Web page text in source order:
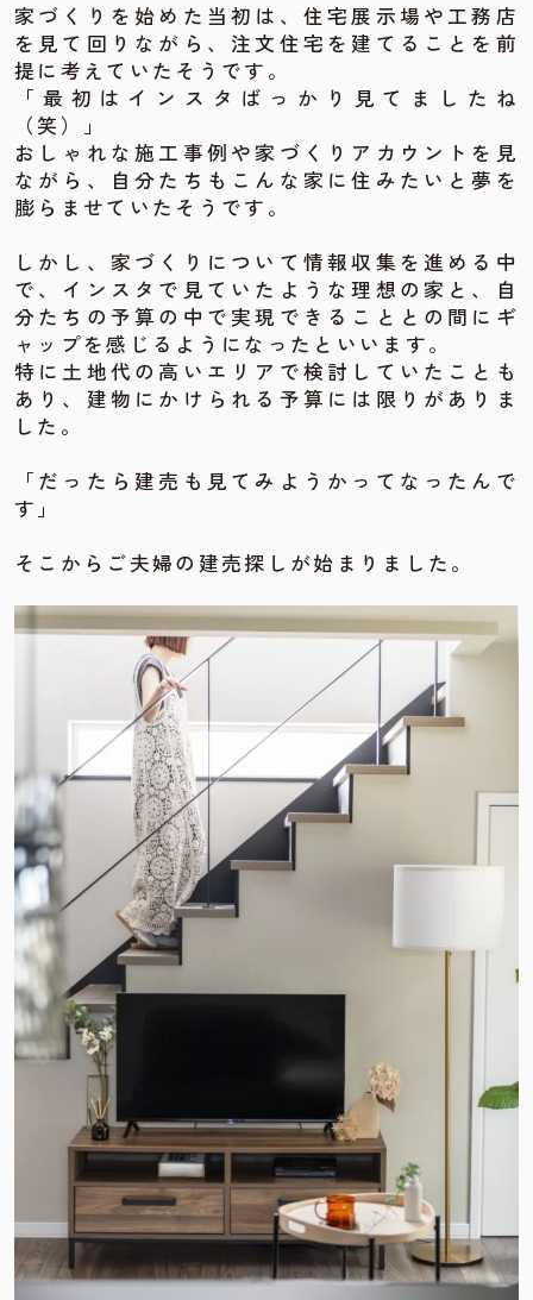
家づくりを始めた当初は、住宅展示場や工務店
を見て回りながら、注文住宅を建てることを前
提に考えていたそうです。
「最初はインスタばっかり見てましたね
（笑）」
おしゃれな施工事例や家づくりアカウントを見
ながら、自分たちもこんな家に住みたいと夢を
膨らませていたそうです。
しかし、家づくりについて情報収集を進める中
で、インスタで見ていたような理想の家と、自
分たちの予算の中で実現できることとの間にギ
ャップを感じるようになったといいます。
特に土地代の高いエリアで検討していたことも
あり、建物にかけられる予算には限りがありま
した。
「だったら建売も見てみようかってなったんで
す」
そこからご夫婦の建売探しが始まりました。